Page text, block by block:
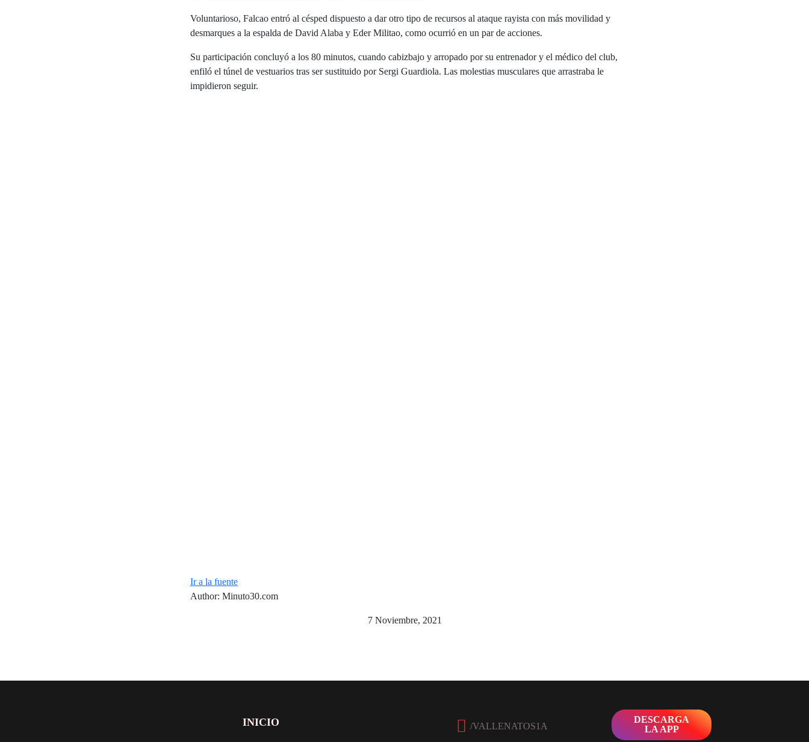
Voluntarioso, Falcao entró al césped dispuesto a dar otro tipo de recursos al ataque rayista con más movilidad y
desmarques a la espalda de David Alaba y Eder Militao, como ocurrió en un par de acciones.
Su participación concluyó a los 80 minutos, cuando cabizbajo y arropado por su entrenador y el médico del club,
enfiló el túnel de vestuarios tras ser sustituido por Sergi Guardiola. Las molestias musculares que arrastraba le
impidieron seguir.
Ir a la fuente
Author: Minuto30.com
7 Noviembre, 2021
INICIO
DESCARGA
LA APP